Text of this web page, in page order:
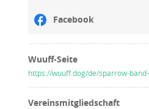
Facebook
Wuuff-Seite
https://wuuff.dog/de/sparrow-
Vereinsmitgliedschaft